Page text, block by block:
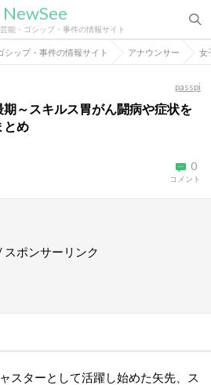
NewSee
能・ゴシップ・事件の情報サイト
ップ・事件の情報サイト アナウンサー 女
passpi
～スキルス胃がん闘病や症状を
とめ
0
コメント
スポンサーリンク
スターとして活躍し始めた矢先、ス